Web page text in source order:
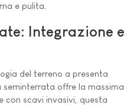
e pulita.
Integrazione e
del terreno a presenta
seminterrata offre la massima
con scavi invasivi, questa